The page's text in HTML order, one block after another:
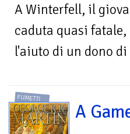
A Winterfell, il
caduta quasi
l'aiuto di un dono
FUMETTI
A